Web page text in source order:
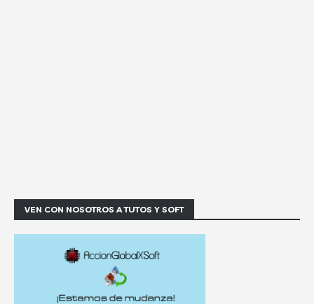
VEN CON NOSOTROS A TUTOS Y SOFT